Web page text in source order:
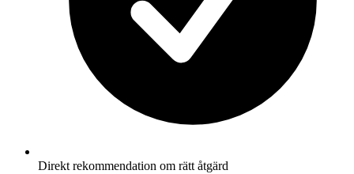
Direkt rekommendation om rätt åtgärd